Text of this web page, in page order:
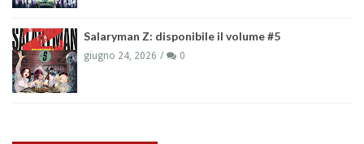
Salaryman Z: disponibile il volume #5
giugno 24, 2026 0